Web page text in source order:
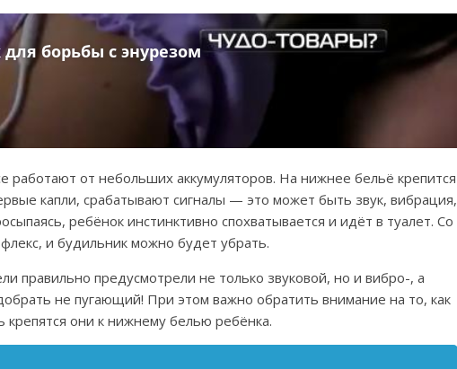
работают от небольших аккумуляторов. На нижнее бельё крепится
капли, срабатывают сигналы — это может быть звук, вибрация,
ребёнок инстинктивно спохватывается и идёт в туалет. Со
и будильник можно будет убрать.
правильно предусмотрели не только звуковой, но и вибро-, а
не пугающий! При этом важно обратить внимание на то, как
крепятся они к нижнему белью ребёнка.